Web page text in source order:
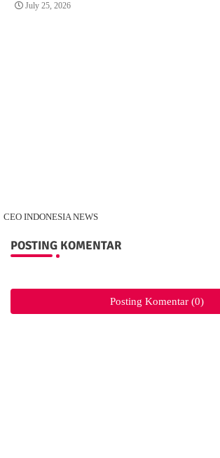
July 25, 2026
CEO INDONESIA NEWS
POSTING KOMENTAR
Posting Komentar (0)